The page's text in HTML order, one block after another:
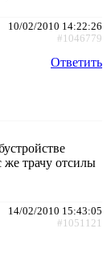
10/02/2010 14:22:26
#1046779
Ответить
же трачу отсилы
14/02/2010 15:43:05
#1051121